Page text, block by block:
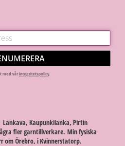
med vårintegritetspolicy.
Kaupunkilanka, Pirtin
fler garntillverkare. Min fysiska
om Örebro, i Kvinnerstatorp.